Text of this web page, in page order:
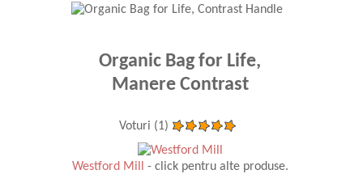
Organic Bag for Life,
Manere Contrast
Voturi (1)
Westford Mill - click pentru alte produse.